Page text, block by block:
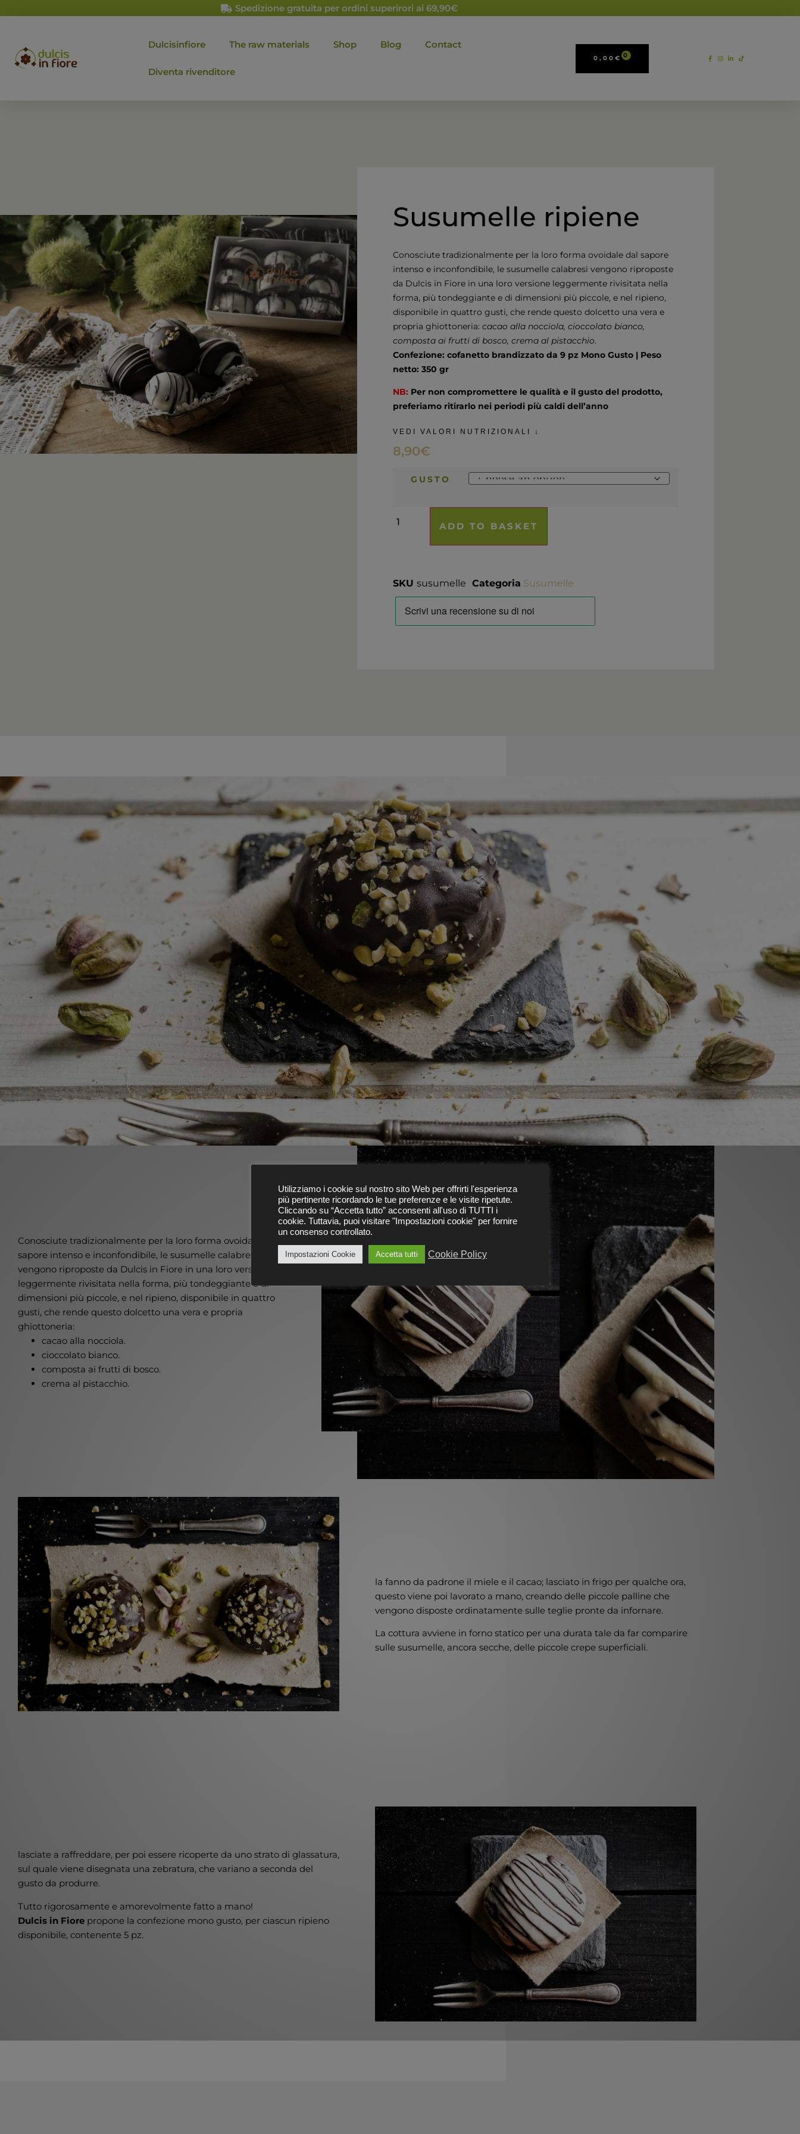
Spedizione gratuita per ordini superirori ai 69,90€
Dulcisinfiore The raw materials Shop Blog Contact
Diventa rivenditore
0,00 € 0
Susumelle ripiene
Conosciute tradizionalmente per la loro forma ovoidale dal sapore
intenso e inconfondibile, le susumelle calabresi vengono riproposte
da Dulcis in Fiore in una loro versione leggermente rivisitata nella
forma, più tondeggiante e di dimensioni più piccole, e nel ripieno,
disponibile in quattro gusti, che rende questo dolcetto una vera e
propria ghiottoneria: cacao alla nocciola, cioccolato bianco,
composta ai frutti di bosco, crema al pistacchio.
Confezione: cofanetto brandizzato da 9 pz Mono Gusto | Peso
netto: 350 gr
NB: Per non compromettere le qualità e il gusto del prodotto,
preferiamo ritirarlo nei periodi più caldi dell’anno
VEDI VALORI NUTRIZIONALI ↓
8,90€
GUSTO
ADD TO BASKET
SKU susumelle Categoria Susumelle
Conosciute tradizionalmente per la loro forma ovoidale dal
sapore intenso e inconfondibile, le susumelle calabresi
vengono riproposte da Dulcis in Fiore in una loro versione
leggermente rivisitata nella forma, più tondeggiante e di
dimensioni più piccole, e nel ripieno, disponibile in quattro
gusti, che rende questo dolcetto una vera e propria
ghiottoneria:
cacao alla nocciola.
cioccolato bianco.
composta ai frutti di bosco.
crema al pistacchio.
la fanno da padrone il miele e il cacao; lasciato in frigo per qualche ora,
questo viene poi lavorato a mano, creando delle piccole palline che
vengono disposte ordinatamente sulle teglie pronte da infornare.
La cottura avviene in forno statico per una durata tale da far comparire
sulle susumelle, ancora secche, delle piccole crepe superficiali.
lasciate a raffreddare, per poi essere ricoperte da uno strato di glassatura,
sul quale viene disegnata una zebratura, che variano a seconda del
gusto da produrre.
Tutto rigorosamente e amorevolmente fatto a mano!
Dulcis in Fiore propone la confezione mono gusto, per ciascun ripieno
disponibile, contenente 5 pz.
Utilizziamo i cookie sul nostro sito Web per offrirti l'esperienza
più pertinente ricordando le tue preferenze e le visite ripetute.
Cliccando su “Accetta tutto” acconsenti all'uso di TUTTI i
cookie. Tuttavia, puoi visitare "Impostazioni cookie" per fornire
un consenso controllato.
Impostazioni Cookie Accetta tutti Cookie Policy